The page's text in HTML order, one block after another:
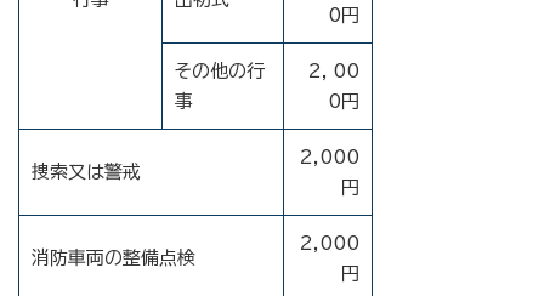
0円
その他の行
事
2，00
0円
捜索又は警戒
2,000
円
消防車両の整備点検
2,000
円